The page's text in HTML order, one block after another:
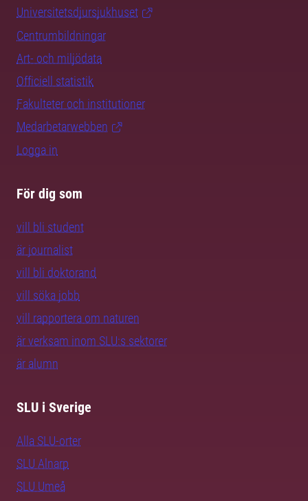
Universitetsdjursjukhuset
Centrumbildningar
Art- och miljödata
Officiell statistik
Fakulteter och institutioner
Medarbetarwebben
Logga in
För dig som
vill bli student
är journalist
vill bli doktorand
vill söka jobb
vill rapportera om naturen
är verksam inom SLU:s sektorer
är alumn
SLU i Sverige
Alla SLU-orter
SLU Alnarp
SLU Umeå